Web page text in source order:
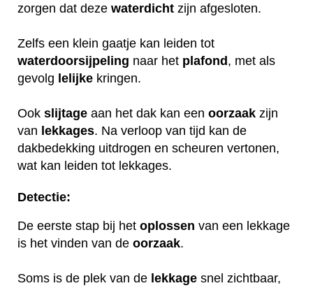
zorgen dat deze waterdicht zijn afgesloten.
Zelfs een klein gaatje kan leiden tot
waterdoorsijpeling naar het plafond, met als
gevolg lelijke kringen.
Ook slijtage aan het dak kan een oorzaak zijn
van lekkages. Na verloop van tijd kan de
dakbedekking uitdrogen en scheuren vertonen,
wat kan leiden tot lekkages.
Detectie:
De eerste stap bij het oplossen van een lekkage
is het vinden van de oorzaak.
Soms is de plek van de lekkage snel zichtbaar,